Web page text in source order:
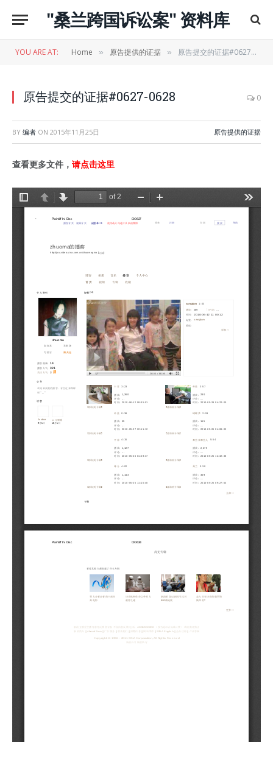
"桑兰跨国诉讼案" 资料库
YOU ARE AT: Home » 原告提供的证据 » 原告提交的证据#0627-0628
原告提交的证据#0627-0628 0
BY 编者 ON 2015年11月25日 原告提供的证据
查看更多文件， 请点击这里